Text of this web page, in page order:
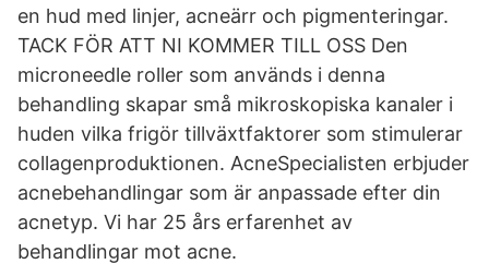
en hud med linjer, acneärr och pigmenteringar.
TACK FÖR ATT NI KOMMER TILL OSS Den
microneedle roller som används i denna
behandling skapar små mikroskopiska kanaler i
huden vilka frigör tillväxtfaktorer som stimulerar
collagenproduktionen. AcneSpecialisten erbjuder
acnebehandlingar som är anpassade efter din
acnetyp. Vi har 25 års erfarenhet av
behandlingar mot acne.